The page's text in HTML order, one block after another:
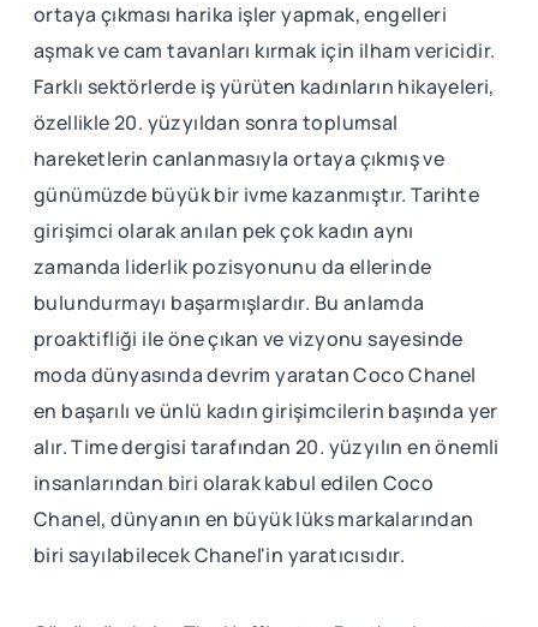
ortaya çıkması harika işler yapmak, engelleri
aşmak ve cam tavanları kırmak için ilham vericidir.
Farklı sektörlerde iş yürüten kadınların hikayeleri,
özellikle 20. yüzyıldan sonra toplumsal
hareketlerin canlanmasıyla ortaya çıkmış ve
günümüzde büyük bir ivme kazanmıştır. Tarihte
girişimci olarak anılan pek çok kadın aynı
zamanda liderlik pozisyonunu da ellerinde
bulundurmayı başarmışlardır. Bu anlamda
proaktifliği ile öne çıkan ve vizyonu sayesinde
moda dünyasında devrim yaratan Coco Chanel
en başarılı ve ünlü kadın girişimcilerin başında yer
alır. Time dergisi tarafından 20. yüzyılın en önemli
insanlarından biri olarak kabul edilen Coco
Chanel, dünyanın en büyük lüks markalarından
biri sayılabilecek Chanel'in yaratıcısıdır.